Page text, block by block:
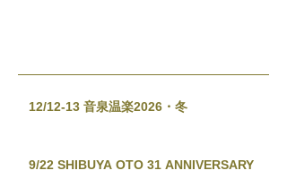
12/12-13 音泉温楽2026・冬
9/22 SHIBUYA OTO 31 ANNIVERSARY